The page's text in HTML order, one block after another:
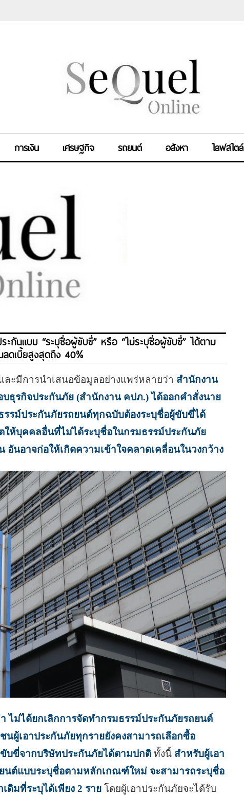
การเงิน เศรษฐกิจ รถยนต์ อสังหา ไลฟสไตล์
กันแบบ “ระบุชื่อผู้ขับขี่” หรือ “ไม่ระบุชื่อผู้ขับขี่” ได้ตาม
ดเบี้ยสูงสุดถึง 40%
ะมีการนำเสนอข้อมูลอย่างแพร่หลายว่า สำนักงาน
ธุรกิจประกันภัย (สำนักงาน คปภ.) ได้ออกคำสั่งนาย
รม์ประกันภัยรถยนต์ทุกฉบับต้องระบุชื่อผู้ขับขี่ได้
ห้บุคคลอื่นที่ไม่ได้ระบุชื่อในกรมธรรม์ประกันภัย
นอาจก่อให้เกิดความเข้าใจคลาดเคลื่อนในวงกว้าง
ไม่ได้ยกเลิกการจัดทำกรมธรรม์ประกันภัยรถยนต์
ผู้เอาประกันภัยทุกรายยังคงสามารถเลือกซื้อ
บขี่จากบริษัทประกันภัยได้ตามปกติ ทั้งนี้ สำหรับผู้เอา
นต์แบบระบุชื่อตามหลักเกณฑ์ใหม่ จะสามารถระบุชื่อ
ดิมที่ระบุได้เพียง 2 ราย โดยผู้เอาประกันภัยจะได้รับ